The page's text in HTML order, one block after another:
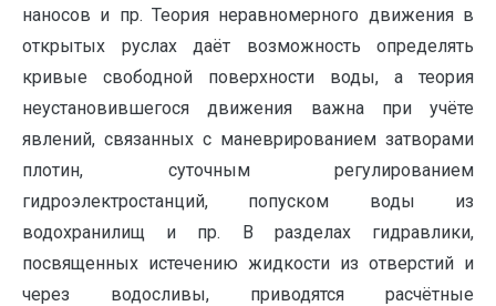
наносов и пр. Теория неравномерного движения в
открытых руслах даёт возможность определять
кривые свободной поверхности воды, а теория
неустановившегося движения важна при учёте
явлений, связанных с маневрированием затворами
плотин, суточным регулированием
гидроэлектростанций, попуском воды из
водохранилищ и пр. В разделах гидравлики,
посвященных истечению жидкости из отверстий и
через водосливы, приводятся расчётные